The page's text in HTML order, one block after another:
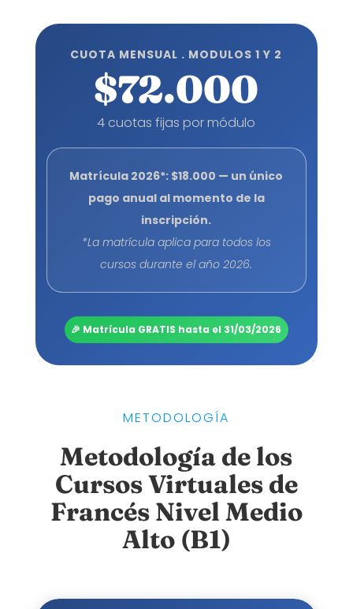
CUOTA MENSUAL . MODULOS 1 Y 2
$72.000
4 cuotas fijas por módulo
Matrícula 2026*: $18.000 — un único
pago anual al momento de la
inscripción.
*La matrícula aplica para todos los
cursos durante el año 2026.
🎉 Matrícula GRATIS hasta el 31/03/2026
METODOLOGÍA
Metodología de los
Cursos Virtuales de
Francés Nivel Medio
Alto (B1)